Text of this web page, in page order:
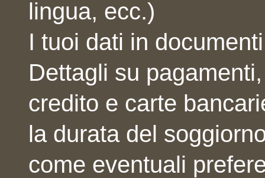
lingua, ecc.)
I tuoi dati in
Dettagli su
credito e carte
la durata del
come eventuali